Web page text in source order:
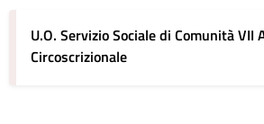
U.O. Servizio Sociale di Comunità VII
Circoscrizionale